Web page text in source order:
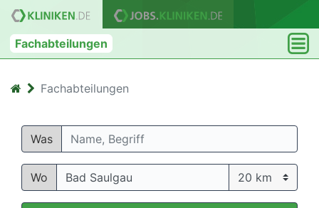
Fachabteilungen
Fachabteilungen
Was
Wo